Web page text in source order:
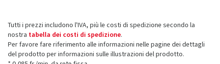
5 stelle (15)
4 stelle (5)
3 stelle
85467 Neuching
Germania
Tutti i prezzi includono l'IVA, più le costi di spedizione secondo la
nostra tabella dei costi di spedizione.
Per favore fare riferimento alle informazioni nelle pagine dei dettagli
del prodotto per informazioni sulle illustrazioni del prodotto.